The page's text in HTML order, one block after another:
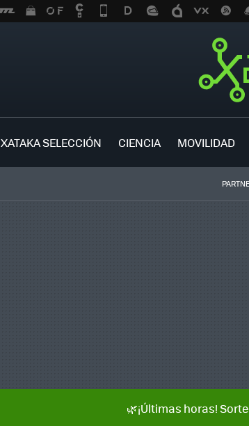
XATAKA SELECCIÓN CIENCIA MOVILIDAD
🌿¡Últimas horas!